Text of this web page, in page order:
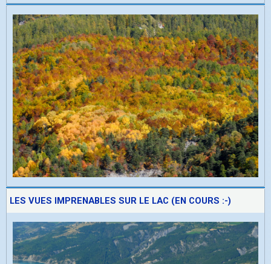
LES VUES IMPRENABLES SUR LE LAC (EN COURS :-)